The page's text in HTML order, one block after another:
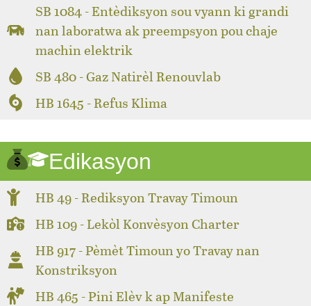
SB 1084 - Entèdiksyon sou vyann ki grandi
nan laboratwa ak preempsyon pou chaje
machin elektrik
SB 480 - Gaz Natirèl Renouvlab
HB 1645 - Refus Klima
Edikasyon
HB 49 - Rediksyon Travay Timoun
HB 109 - Lekòl Konvèsyon Charter
HB 917 - Pèmèt Timoun yo Travay nan
Konstriksyon
HB 465 - Pini Elèv k ap Manifeste